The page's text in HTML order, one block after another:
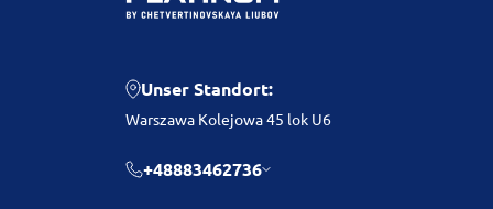
Unser Standort:
Warszawa Kolejowa 45 lok U6
+48883462736